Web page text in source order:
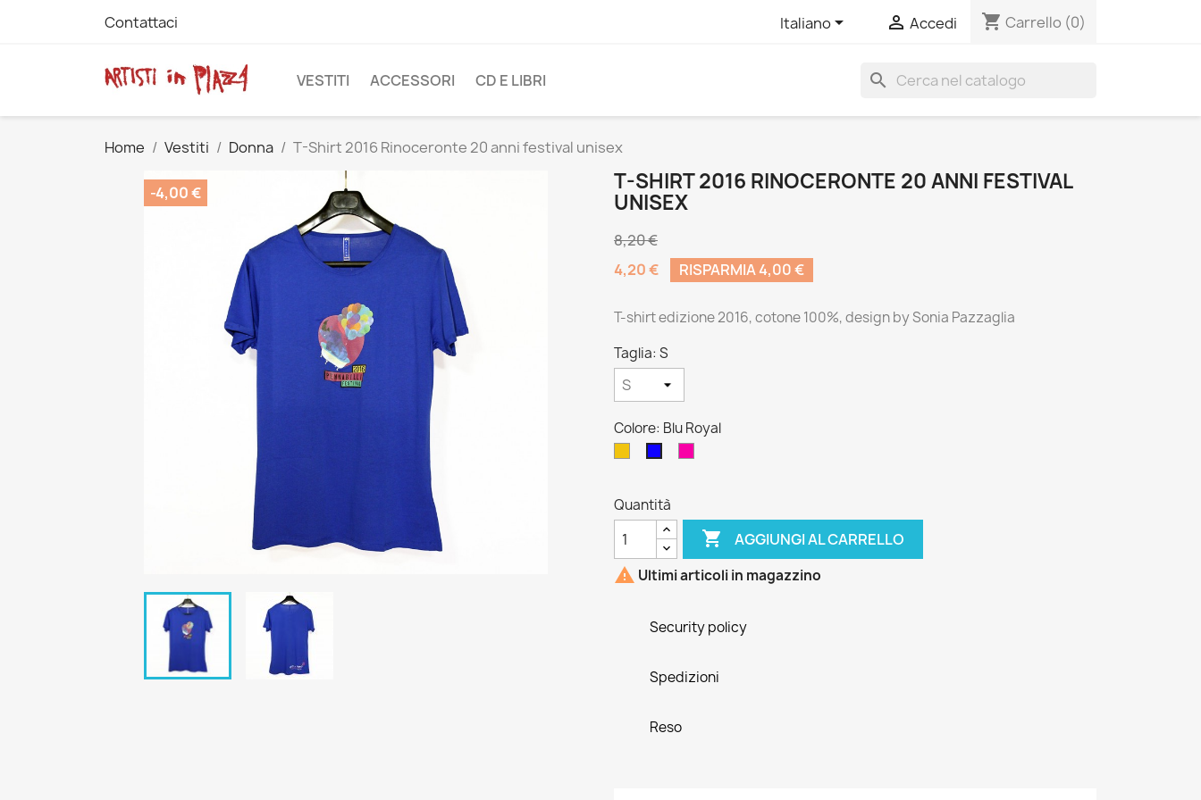
Contattaci Italiano  Accedi shopping_cart Carrello (0)
VESTITI ACCESSORI CD E LIBRI search
Home Vestiti Donna T-Shirt 2016 Rinoceronte 20 anni festival unisex
-4,00 €
T-SHIRT 2016 RINOCERONTE 20 ANNI FESTIVAL
UNISEX
8,20 €
4,20 €
RISPARMIA 4,00 €
T-shirt edizione 2016, cotone 100%, design by Sonia Pazzaglia
Taglia: S
Colore: Blu Royal
Quantità
 AGGIUNGI AL CARRELLO
 Ultimi articoli in magazzino
Security policy
Spedizioni
Reso